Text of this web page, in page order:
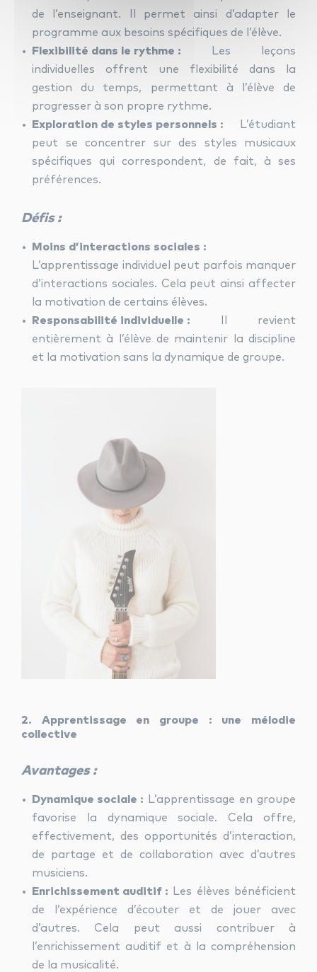
de l’enseignant. Il permet ainsi d’adapter le
programme aux besoins spécifiques de l’élève.
Flexibilité dans le rythme : Les leçons
individuelles offrent une flexibilité dans la
gestion du temps, permettant à l’élève de
progresser à son propre rythme.
Exploration de styles personnels : L’étudiant
peut se concentrer sur des styles musicaux
spécifiques qui correspondent, de fait, à ses
préférences.
Défis :
Moins d’interactions sociales :
L’apprentissage individuel peut parfois manquer
d’interactions sociales. Cela peut ainsi affecter
la motivation de certains élèves.
Responsabilité individuelle : Il revient
entièrement à l’élève de maintenir la discipline
et la motivation sans la dynamique de groupe.
2. Apprentissage en groupe : une mélodie
collective
Avantages :
Dynamique sociale : L’apprentissage en groupe
favorise la dynamique sociale. Cela offre,
effectivement, des opportunités d’interaction,
de partage et de collaboration avec d’autres
musiciens.
Enrichissement auditif : Les élèves bénéficient
de l’expérience d’écouter et de jouer avec
d’autres. Cela peut aussi contribuer à
l’enrichissement auditif et à la compréhension
de la musicalité.